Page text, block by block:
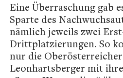
Eine Überraschung gab
Sparte des
nämlich jeweils zwei
Drittplatzierungen. So
nur die
Leonhartsberger mit